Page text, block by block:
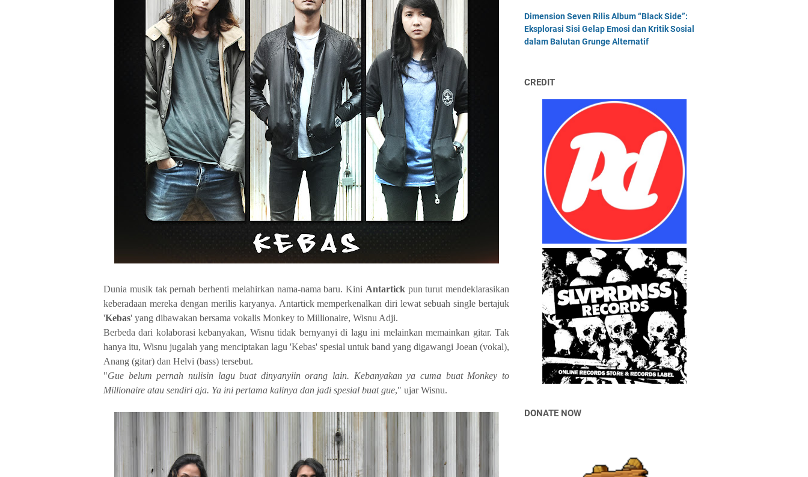
Dunia musik tak pernah berhenti melahirkan nama-nama baru. Kini Antartickpun turut mendeklarasikan
keberadaan mereka dengan merilis karyanya. Antartick memperkenalkan diri lewat sebuah single bertajuk
'Kebas' yang dibawakan bersama vokalis Monkey to Millionaire, Wisnu Adji.
Berbeda dari kolaborasi kebanyakan, Wisnu tidak bernyanyi di lagu ini melainkan memainkan gitar. Tak
hanya itu, Wisnu jugalah yang menciptakan lagu 'Kebas' spesial untuk band yang digawangi Joean (vokal),
Anang (gitar) dan Helvi (bass) tersebut.
"Gue belum pernah nulisin lagu buat dinyanyiin orang lain. Kebanyakan ya cuma buat Monkey to
Millionaire atau sendiri aja. Ya ini pertama kalinya dan jadi spesial buat gue," ujar Wisnu.
Dimension Seven Rilis Album “Black Side”:
Eksplorasi Sisi Gelap Emosi dan Kritik Sosial
dalam Balutan Grunge Alternatif
CREDIT
DONATE NOW